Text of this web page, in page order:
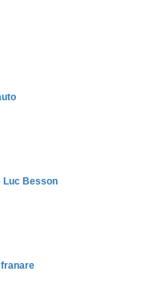
Luc Besson